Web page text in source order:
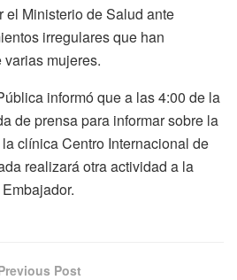
el Ministerio de Salud ante
irregulares que han
mujeres.
informó que a las 4:00 de la
de prensa para informar sobre la
clínica Centro Internacional de
realizará otra actividad a la
Post